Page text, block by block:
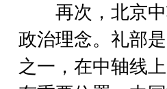
再次，北京中
政治理念。礼部
之一，在中轴线